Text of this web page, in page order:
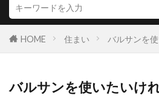
HOME 住まい バルサンを
バルサンを使いたいけ